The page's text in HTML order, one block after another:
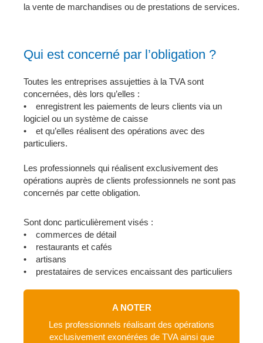
la vente de marchandises ou de prestations de services.
Qui est concerné par l’obligation ?
Toutes les entreprises assujetties à la TVA sont
concernées, dès lors qu’elles :
• enregistrent les paiements de leurs clients via un
logiciel ou un système de caisse
• et qu’elles réalisent des opérations avec des
particuliers.
Les professionnels qui réalisent exclusivement des
opérations auprès de clients professionnels ne sont pas
concernés par cette obligation.
Sont donc particulièrement visés :
• commerces de détail
• restaurants et cafés
• artisans
• prestataires de services encaissant des particuliers
A NOTER
Les professionnels réalisant des opérations
exclusivement exonérées de TVA ainsi que